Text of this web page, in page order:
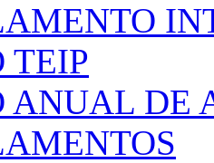
TEIP
ANUAL DE